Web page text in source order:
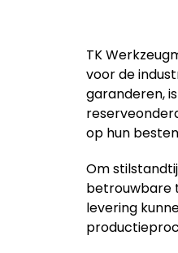
TK
voor de
garanderen,
op hun
Om
betrouwbare
levering